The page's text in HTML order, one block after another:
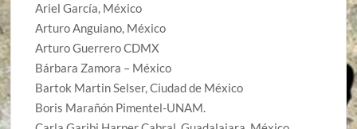
Ariel García, México
Arturo Anguiano, México
Arturo Guerrero CDMX
Bárbara Zamora – México
Bartok Martin Selser, Ciudad de México
Boris Marañón Pimentel-UNAM.